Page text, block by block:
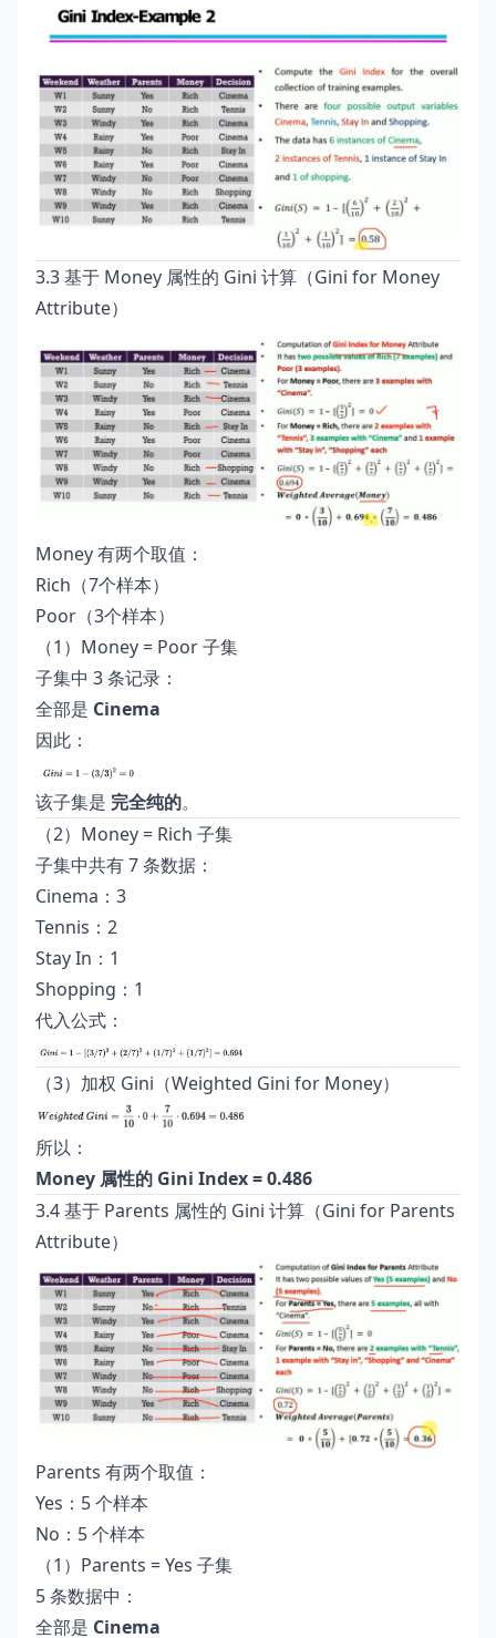
3.3 基于 Money 属性的 Gini 计算（Gini for Money
Attribute）
Money 有两个取值：
Rich（7个样本）
Poor（3个样本）
（1）Money = Poor 子集
子集中 3 条记录：
全部是 Cinema
因此：
该子集是 完全纯的。
（2）Money = Rich 子集
子集中共有 7 条数据：
Cinema：3
Tennis：2
Stay In：1
Shopping：1
代入公式：
（3）加权 Gini（Weighted Gini for Money）
所以：
Money 属性的 Gini Index = 0.486
3.4 基于 Parents 属性的 Gini 计算（Gini for Parents
Attribute）
Parents 有两个取值：
Yes：5 个样本
No：5 个样本
（1）Parents = Yes 子集
5 条数据中：
全部是 Cinema